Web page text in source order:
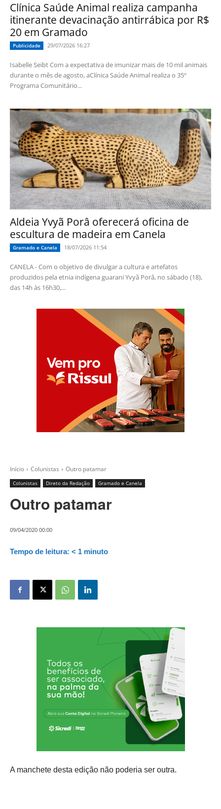
Clínica Saúde Animal realiza campanha
itinerante devacinação antirrábica por R$
20 em Gramado
Publicidade 29/07/2026 16:27
Isabelle Seibt Com a expectativa de imunizar mais de 10 mil animais
durante o mês de agosto, aClínica Saúde Animal realiza o 35º
Programa Comunitário...
Aldeia Yvyã Porâ oferecerá oficina de
escultura de madeira em Canela
Gramado e Canela 18/07/2026 11:54
CANELA - Com o objetivo de divulgar a cultura e artefatos
produzidos pela etnia indígena guarani Yvyã Porâ, no sábado (18),
das 14h às 16h30,...